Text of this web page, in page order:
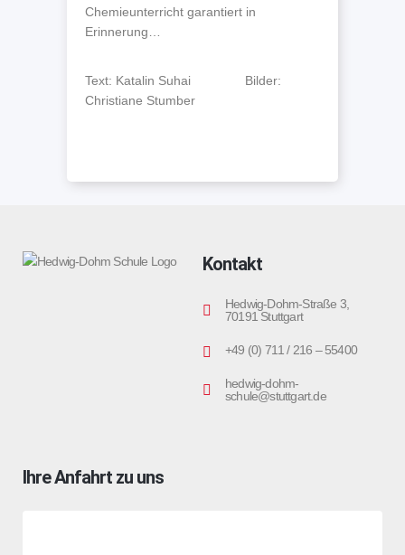
Chemieunterricht garantiert in
Erinnerung…
Text: Katalin Suhai Bilder:
Christiane Stumber
Kontakt
Hedwig-Dohm-Straße 3,
70191 Stuttgart
+49 (0) 711 / 216 – 55400
hedwig-dohm-
schule@stuttgart.de
Ihre Anfahrt zu uns